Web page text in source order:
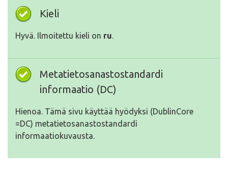
Kieli
Hyvä. Ilmoitettu kieli on ru.
Metatietosanastostandardi
informaatio (DC)
Hienoa. Tämä sivu käyttää hyödyksi (DublinCore
=DC) metatietosanastostandardi
informaatiokuvausta.